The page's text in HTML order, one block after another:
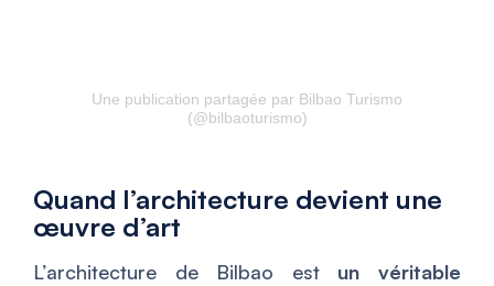
Une publication partagée par Bilbao Turismo
(@bilbaoturismo)
Quand l’architecture devient une
œuvre d’art
L’architecture de Bilbao est un véritable